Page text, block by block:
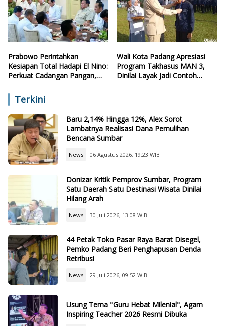
Prabowo Perintahkan
Kesiapan Total Hadapi El Nino:
Perkuat Cadangan Pangan,
Wali Kota Padang Apresiasi
Program Takhasus MAN 3,
Dinilai Layak Jadi Contoh
Terkini
Baru 2,14% Hingga 12%, Alex Sorot
Lambatnya Realisasi Dana Pemulihan
Bencana Sumbar
News 06 Agustus 2026, 19:23 WIB
Donizar Kritik Pemprov Sumbar, Program
Satu Daerah Satu Destinasi Wisata Dinilai
Hilang Arah
News 30 Juli 2026, 13:08 WIB
44 Petak Toko Pasar Raya Barat Disegel,
Pemko Padang Beri Penghapusan Denda
Retribusi
News 29 Juli 2026, 09:52 WIB
Usung Tema "Guru Hebat Milenial", Agam
Inspiring Teacher 2026 Resmi Dibuka